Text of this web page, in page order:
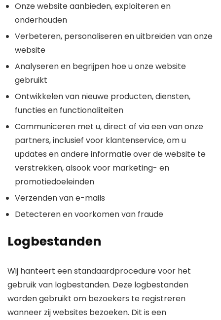
Onze website aanbieden, exploiteren en
onderhouden
Verbeteren, personaliseren en uitbreiden van onze
website
Analyseren en begrijpen hoe u onze website
gebruikt
Ontwikkelen van nieuwe producten, diensten,
functies en functionaliteiten
Communiceren met u, direct of via een van onze
partners, inclusief voor klantenservice, om u
updates en andere informatie over de website te
verstrekken, alsook voor marketing- en
promotiedoeleinden
Verzenden van e-mails
Detecteren en voorkomen van fraude
Logbestanden
Wij hanteert een standaardprocedure voor het
gebruik van logbestanden. Deze logbestanden
worden gebruikt om bezoekers te registreren
wanneer zij websites bezoeken. Dit is een